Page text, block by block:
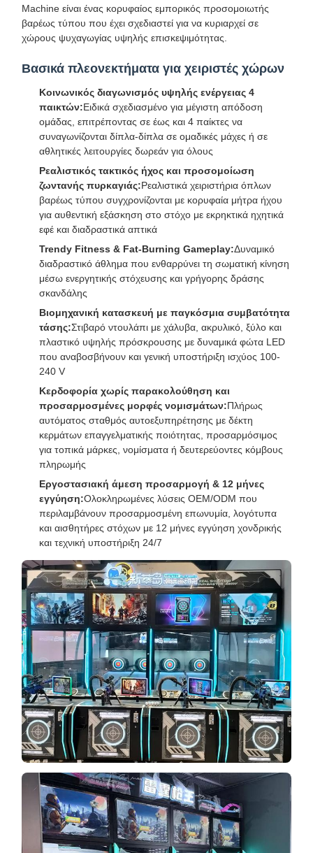
Machine είναι ένας κορυφαίος εμπορικός προσομοιωτής
βαρέως τύπου που έχει σχεδιαστεί για να κυριαρχεί σε
χώρους ψυχαγωγίας υψηλής επισκεψιμότητας.
Βασικά πλεονεκτήματα για χειριστές χώρων
Κοινωνικός διαγωνισμός υψηλής ενέργειας 4
παικτών:Ειδικά σχεδιασμένο για μέγιστη απόδοση
ομάδας, επιτρέποντας σε έως και 4 παίκτες να
συναγωνίζονται δίπλα-δίπλα σε ομαδικές μάχες ή σε
αθλητικές λειτουργίες δωρεάν για όλους
Ρεαλιστικός τακτικός ήχος και προσομοίωση
ζωντανής πυρκαγιάς:Ρεαλιστικά χειριστήρια όπλων
βαρέως τύπου συγχρονίζονται με κορυφαία μήτρα ήχου
για αυθεντική εξάσκηση στο στόχο με εκρηκτικά ηχητικά
εφέ και διαδραστικά απτικά
Trendy Fitness & Fat-Burning Gameplay:Δυναμικό
διαδραστικό άθλημα που ενθαρρύνει τη σωματική κίνηση
μέσω ενεργητικής στόχευσης και γρήγορης δράσης
σκανδάλης
Βιομηχανική κατασκευή με παγκόσμια συμβατότητα
τάσης:Στιβαρό ντουλάπι με χάλυβα, ακρυλικό, ξύλο και
πλαστικό υψηλής πρόσκρουσης με δυναμικά φώτα LED
που αναβοσβήνουν και γενική υποστήριξη ισχύος 100-
240 V
Κερδοφορία χωρίς παρακολούθηση και
προσαρμοσμένες μορφές νομισμάτων:Πλήρως
αυτόματος σταθμός αυτοεξυπηρέτησης με δέκτη
κερμάτων επαγγελματικής ποιότητας, προσαρμόσιμος
για τοπικά μάρκες, νομίσματα ή δευτερεύοντες κόμβους
πληρωμής
Εργοστασιακή άμεση προσαρμογή & 12 μήνες
εγγύηση:Ολοκληρωμένες λύσεις OEM/ODM που
περιλαμβάνουν προσαρμοσμένη επωνυμία, λογότυπα
και αισθητήρες στόχων με 12 μήνες εγγύηση χονδρικής
και τεχνική υποστήριξη 24/7